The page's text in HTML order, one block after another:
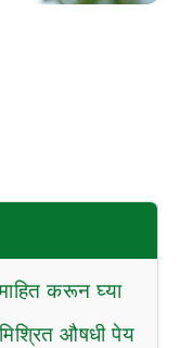
करून घ्या
औषधी पेय